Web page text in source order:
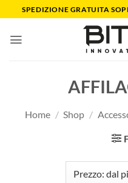
ai
contenuti
SPEDIZIONE GRATUITA
Home / Shop /